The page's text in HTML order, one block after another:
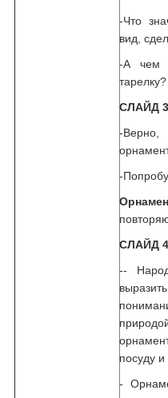
-Что
вид,
-А чем
СЛАЙД 3
-Верно,
-
СЛАЙД 4
--
посуду
-